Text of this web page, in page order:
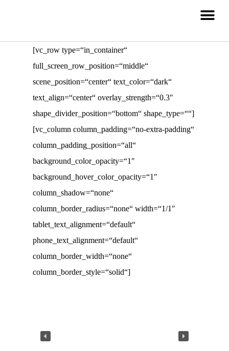
[vc_row type=“in_container“
full_screen_row_position=“middle“
scene_position=“center“ text_color=“dark“
text_align=“center“ overlay_strength=“0.3″
shape_divider_position=“bottom“ shape_type=““]
[vc_column column_padding=“no-extra-padding“
column_padding_position=“all“
background_color_opacity=“1″
background_hover_color_opacity=“1″
column_shadow=“none“
column_border_radius=“none“ width=“1/1″
tablet_text_alignment=“default“
phone_text_alignment=“default“
column_border_width=“none“
column_border_style=“solid“]